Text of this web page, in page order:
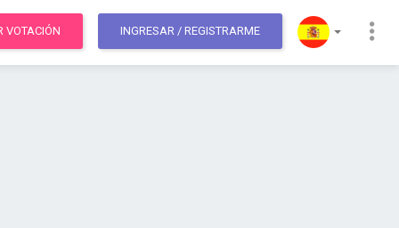
VOTACIÓN INGRESAR / REGISTRARME